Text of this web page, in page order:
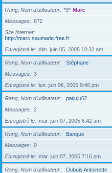
Rang, Nom d’utilisateur *3* Marc
Messages
672
Site Internet
http://marc.saumade.free.fr
Enregistré le
dim. juin 05, 2005 10:32 am
Rang, Nom d’utilisateur
Stéphane
Messages
3
Enregistré le
lun. juin 06, 2005 9:46 pm
Rang, Nom d’utilisateur
patjuju62
Messages
2
Enregistré le
mar. juin 07, 2005 6:42 am
Rang, Nom d’utilisateur
Banquo
Messages
0
Enregistré le
mar. juin 07, 2005 7:16 pm
Rang, Nom d’utilisateur
Dubuis Antoinette